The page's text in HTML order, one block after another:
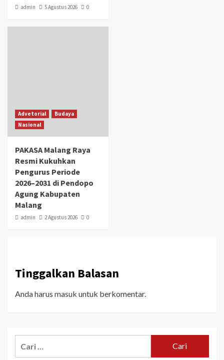
admin 5 Agustus 2026 0
Advetorial
Budaya
Nasional
PAKASA Malang Raya
Resmi Kukuhkan
Pengurus Periode
2026–2031 di Pendopo
Agung Kabupaten
Malang
admin 2 Agustus 2026 0
Tinggalkan Balasan
Anda harus masuk untuk berkomentar.